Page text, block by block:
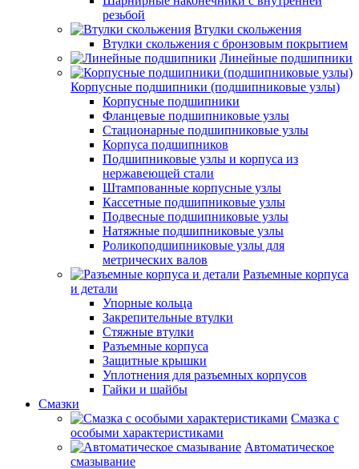
резьбой
Втулки скольжения
Втулки скольжения с бронзовым покрытием
Линейные подшипники
Корпусные подшипники (подшипниковые узлы)
Корпусные подшипники
Фланцевые подшипниковые узлы
Стационарные подшипниковые узлы
Корпуса подшипников
Подшипниковые узлы и корпуса из
нержавеющей стали
Штампованные корпусные узлы
Кассетные подшипниковые узлы
Подвесные подшипниковые узлы
Натяжные подшипниковые узлы
Роликоподшипниковые узлы для
метрических валов
Разъемные корпуса
и детали
Упорные кольца
Закрепительные втулки
Стяжные втулки
Разъемные корпуса
Защитные крышки
Уплотнения для разъемных корпусов
Гайки и шайбы
Смазки
Смазка с
особыми характеристиками
Автоматическое
смазывание